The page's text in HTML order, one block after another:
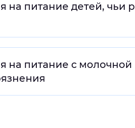
Воспроизвести
на питание детей, чьи
питание с молочной